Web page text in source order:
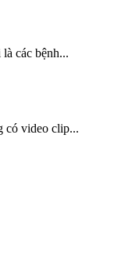
các bệnh...
có video clip...